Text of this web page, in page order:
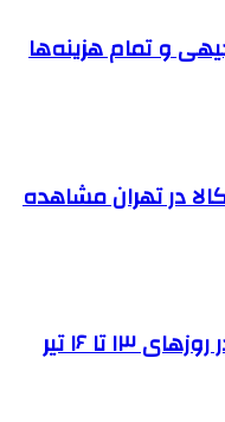
و تمام هزینه‌ها
در تهران مشاهده
اتحادیه های صنفی تهران در روزهای ۱۳ تا ۱۶ تیر